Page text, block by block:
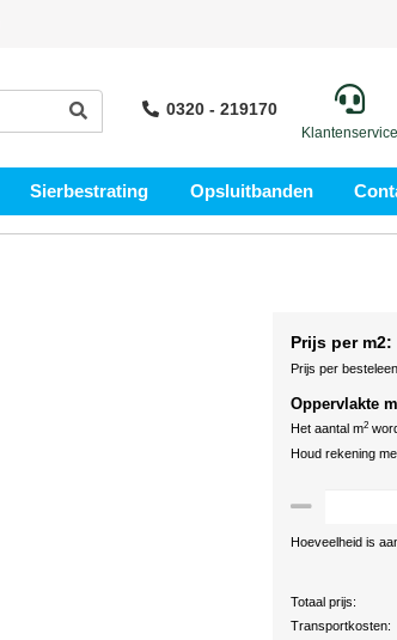
0320 - 219170
Klantenservice
Sierbestrating Opsluitbanden
Prijs per m2:
Prijs per
Oppervlakte m
Het aantal m2
Houd rekening
Hoeveelheid is
Totaal prijs:
Transportkosten: